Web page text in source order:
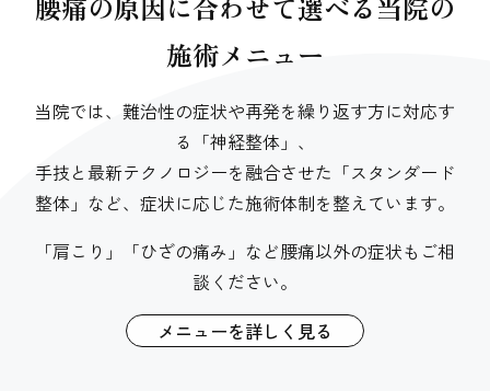
施術メニュー
当院では、難治性の症状や再発を繰り返す方に対応す
る「神経整体」、
手技と最新テクノロジーを融合させた「スタンダード
整体」など、症状に応じた施術体制を整えています。
「肩こり」「ひざの痛み」など腰痛以外の症状もご相
談ください。
メニューを詳しく見る